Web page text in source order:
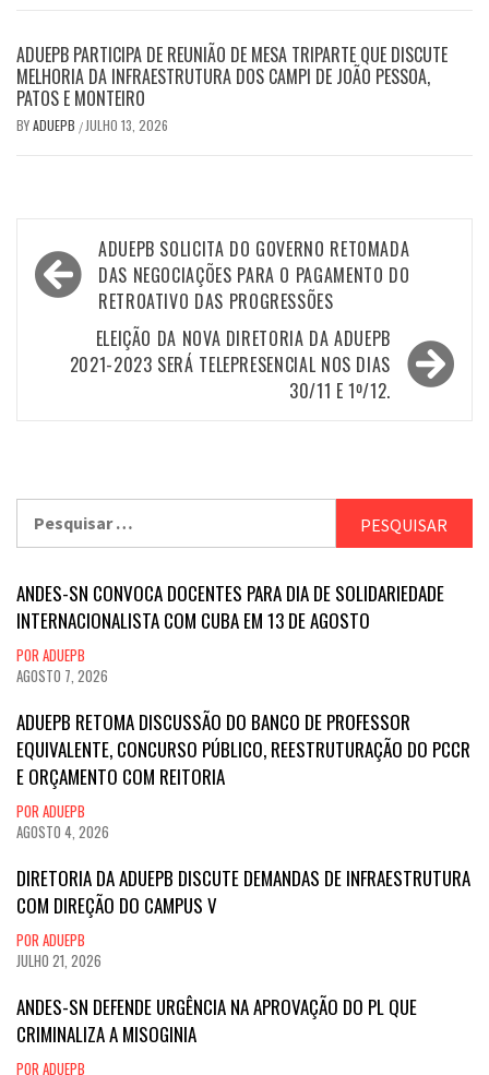
ADUEPB PARTICIPA DE REUNIÃO DE MESA TRIPARTE QUE DISCUTE
MELHORIA DA INFRAESTRUTURA DOS CAMPI DE JOÃO PESSOA,
PATOS E MONTEIRO
BYADUEPB / JULHO 13, 2026
Navegação
de
ADUEPB SOLICITA DO GOVERNO RETOMADA
DAS NEGOCIAÇÕES PARA O PAGAMENTO DO
RETROATIVO DAS PROGRESSÕES
ELEIÇÃO DA NOVA DIRETORIA DA ADUEPB
2021-2023 SERÁ TELEPRESENCIAL NOS DIAS
30/11 E 1º/12.
ANDES-SN CONVOCA DOCENTES PARA DIA DE SOLIDARIEDADE
INTERNACIONALISTA COM CUBA EM 13 DE AGOSTO
POR ADUEPB
AGOSTO 7, 2026
ADUEPB RETOMA DISCUSSÃO DO BANCO DE PROFESSOR
EQUIVALENTE, CONCURSO PÚBLICO, REESTRUTURAÇÃO DO PCCR
E ORÇAMENTO COM REITORIA
POR ADUEPB
AGOSTO 4, 2026
DIRETORIA DA ADUEPB DISCUTE DEMANDAS DE INFRAESTRUTURA
COM DIREÇÃO DO CAMPUS V
POR ADUEPB
JULHO 21, 2026
ANDES-SN DEFENDE URGÊNCIA NA APROVAÇÃO DO PL QUE
CRIMINALIZA A MISOGINIA
POR ADUEPB